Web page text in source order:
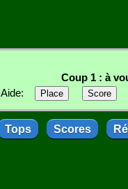
Coup 1 : à
Aide:
Tops Scores